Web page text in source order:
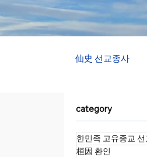
仙史 선교종사
category
한민족 고유종교
桓因 환인